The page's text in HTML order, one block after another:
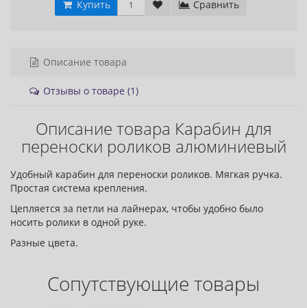
Купить Сравнить
Описание товара
Отзывы о товаре (1)
Описание товара Карабин для
переноски роликов алюминиевый
Удобный карабин для переноски роликов. Мягкая ручка.
Простая система крепления.
Цепляется за петли на лайнерах, чтобы удобно было
носить ролики в одной руке.
Разные цвета.
Сопутствующие товары